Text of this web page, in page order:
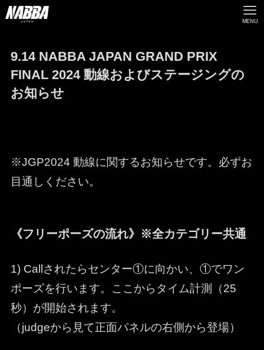
MENU
9.14 NABBA JAPAN GRAND PRIX
FINAL 2024 動線およびステージングの
お知らせ
※JGP2024 動線に関するお知らせです。必ずお
目通しください。
《フリーポーズの流れ》※全カテゴリー共通
1) Callされたらセンター①に向かい、①でワン
ポーズを行います。ここからタイム計測（25
秒）が開始されます。
（judgeから見て正面パネルの右側から登場）